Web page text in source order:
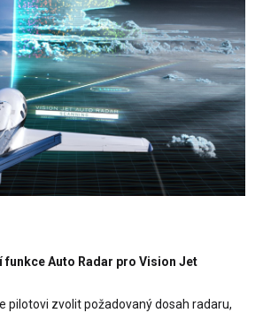
funkce Auto Radar pro Vision Jet
pilotovi zvolit požadovaný dosah radaru,